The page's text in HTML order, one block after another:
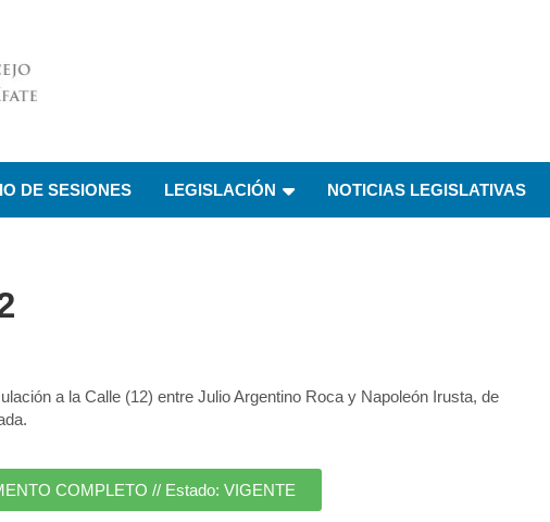
DE SESIONES LEGISLACIÓN NOTICIAS LEGISLATIVAS
a la Calle (12) entre Julio Argentino Roca y Napoleón Irusta, de
COMPLETO // Estado: VIGENTE